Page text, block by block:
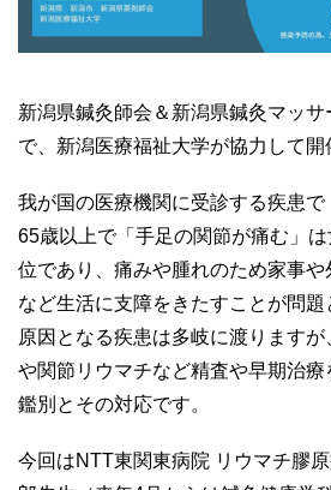
新潟県鍼灸師会＆新潟県鍼灸マッ
で、新潟医療福祉大学が協力して開
我が国の医療機関に受診する疾患で
65歳以上で「手足の関節が痛む」
位であり、痛みや腫れのため家事や
など生活に支障をきたすことが問
原因となる疾患は多岐に渡ります
や関節リウマチなど精査や早期治
鑑別とその対応です。
今回はNTT東関東病院 リウマチ膠